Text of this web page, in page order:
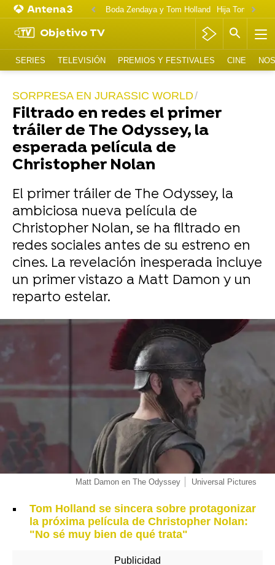
Boda Zendaya y Tom Holland Hija Tom
Objetivo TV
SERIES TELEVISIÓN PREMIOS Y FESTIVALES CINE
SORPRESA EN JURASSIC WORLD
Filtrado en redes el primer
tráiler de The Odyssey, la
esperada película de
Christopher Nolan
El primer tráiler de The Odyssey, la
ambiciosa nueva película de
Christopher Nolan, se ha filtrado en
redes sociales antes de su estreno en
cines. La revelación inesperada incluye
un primer vistazo a Matt Damon y un
reparto estelar.
Matt Damon en The Odyssey Universal Pictures
Tom Holland se sincera sobre protagonizar
la próxima película de Christopher Nolan:
"No sé muy bien de qué trata"